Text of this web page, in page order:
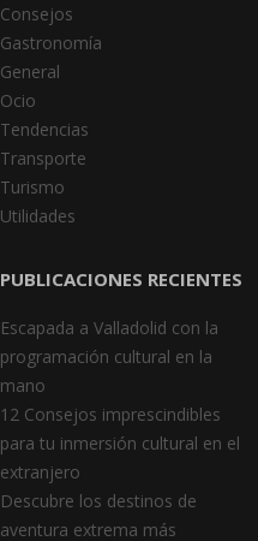
Consejos
Gastronomía
General
Ocio
Tendencias
Transporte
Turismo
Utilidades
PUBLICACIONES RECIENTES
Escapada a Valladolid con la
programación cultural en la
mano
12 Consejos imprescindibles
para tu inmersión cultural en el
extranjero
Descubre los destinos de
aventura extrema más